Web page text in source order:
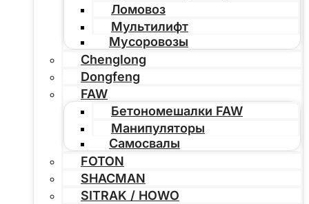
Ломовоз
Мультилифт
Мусоровозы
Chenglong
Dongfeng
FAW
Бетономешалки FAW
Манипуляторы
Самосвалы
FOTON
SHACMAN
SITRAK / HOWO